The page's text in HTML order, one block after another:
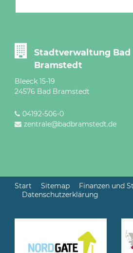
Stadtverwaltung Bad
Bramstedt
Bleeck 15-19
24576 Bad Bramstedt
04192-506-0
zentrale@badbramstedt.de
Start Sitemap Finanzen und
Datenschutzerklärung